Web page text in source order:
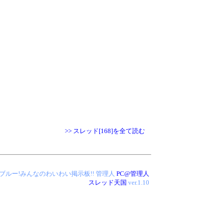
>> スレッド[168]を全て読む
ルー!みんなのわいわい掲示板!! 管理人 PC@管理人
スレッド天国 ver.1.10